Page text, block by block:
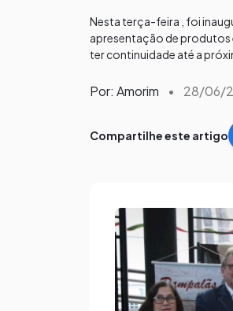
Nesta terça-feira , foi
apresentação de produtos
ter continuidade até a
Por: Amorim • 28/06/
Compartilhe este artigo